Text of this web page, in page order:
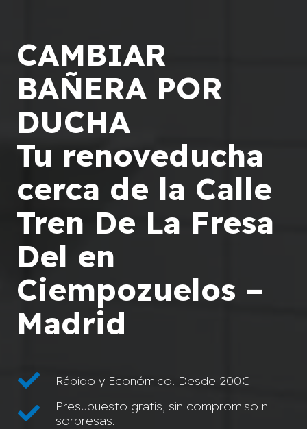
CAMBIAR
BAÑERA POR
DUCHA
Tu renoveducha
cerca de la Calle
Tren De La Fresa
Del en
Ciempozuelos –
Madrid
Rápido y Económico. Desde 200€
Presupuesto gratis, sin compromiso ni
sorpresas.